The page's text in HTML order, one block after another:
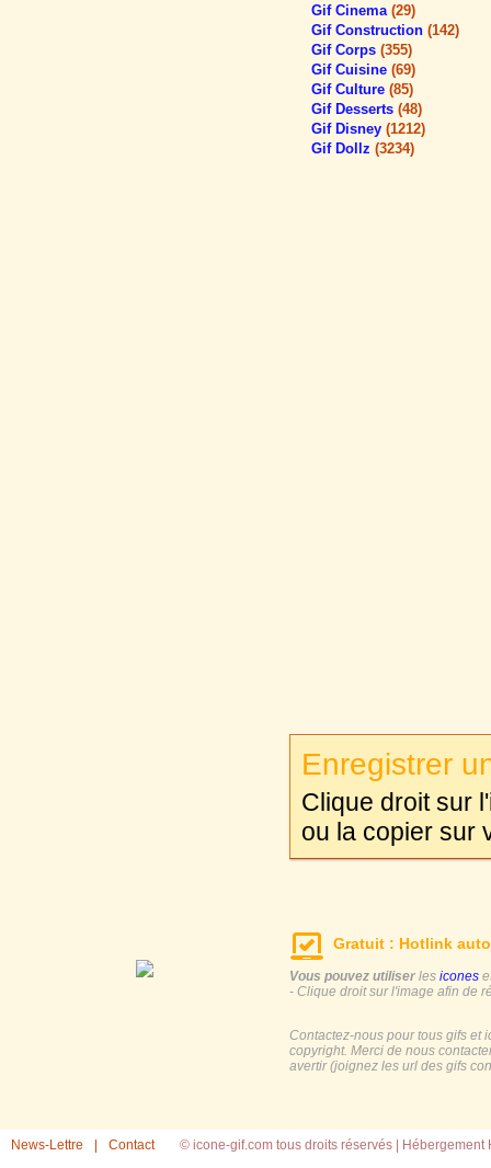
Gif Cinema (29)
Gif Construction (142)
Gif Corps (355)
Gif Cuisine (69)
Gif Culture (85)
Gif Desserts (48)
Gif Disney (1212)
Gif Dollz (3234)
Enregistrer
Clique droit sur
ou la copier sur
Gratuit : Hotlink
Vous pouvez utiliser les icones
- Clique droit sur l'image afin de
Contactez-nous pour tous gifs et
copyright. Merci de nous
avertir (joignez les url des gifs
News-Lettre Contact © icone-gif.com tous droits réservés | Hébergement